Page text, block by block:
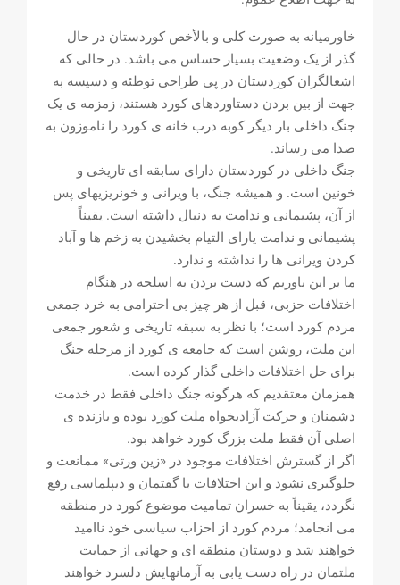
خاورمیانه به صورت کلی و بالأخص کوردستان در حال
گذر از یک وضعیت بسیار حساس می باشد. در حالی که
اشغالگران کوردستان در پی طراحی توطئه و دسیسه به
جهت از بین بردن دستاوردهای کورد هستند، زمزمه ی یک
جنگ داخلی بار دیگر کوبه درب خانه ی کورد را ناموزون به
صدا می رساند.
جنگ داخلی در کوردستان دارای سابقه ای تاریخی و
خونین است. و همیشه جنگ، با ویرانی و خونریزیهای پس
از آن، پشیمانی و ندامت به دنبال داشته است. یقیناً
پشیمانی و ندامت یارای التیام بخشیدن به زخم ها و آباد
کردن ویرانی ها را نداشته و ندارد.
ما بر این باوریم که دست بردن به اسلحه در هنگام
اختلافات حزبی، قبل از هر چیز بی احترامی به خرد جمعی
مردم کورد است؛ با نظر به سبقه تاریخی و شعور جمعی
این ملت، روشن است که جامعه ی کورد از مرحله جنگ
برای حل اختلافات داخلی گذار کرده است.
همزمان معتقدیم که هرگونه جنگ داخلی فقط در خدمت
دشمنان و حرکت آزادیخواه ملت کورد بوده و بازنده ی
اصلی آن فقط ملت بزرگ کورد خواهد بود.
اگر از گسترش اختلافات موجود در «زین ورتی» ممانعت و
جلوگیری نشود و این اختلافات با گفتمان و دیپلماسی رفع
نگردد، یقیناً به خسران تمامیت موضوع کورد در منطقه
می انجامد؛ مردم کورد از احزاب سیاسی خود ناامید
خواهند شد و دوستان منطقه ای و جهانی از حمایت
ملتمان در راه دست یابی به آرمانهایش دلسرد خواهند